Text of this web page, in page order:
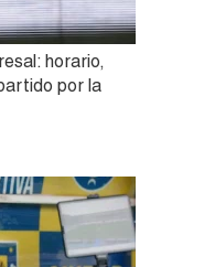
horario,
por la